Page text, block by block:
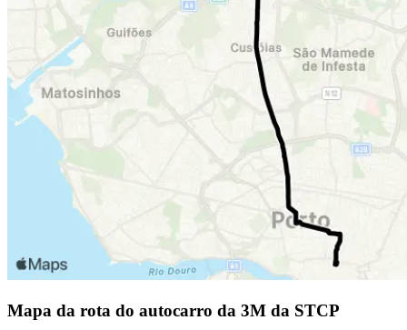
Mapa da rota do autocarro da 3M da STCP